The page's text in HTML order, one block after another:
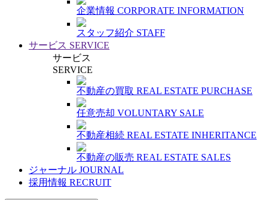
企業情報 CORPORATE INFORMATION
スタッフ紹介 STAFF
サービス SERVICE
サービス
SERVICE
不動産の買取 REAL ESTATE PURCHASE
任意売却 VOLUNTARY SALE
不動産相続 REAL ESTATE INHERITANCE
不動産の販売 REAL ESTATE SALES
ジャーナル JOURNAL
採用情報 RECRUIT